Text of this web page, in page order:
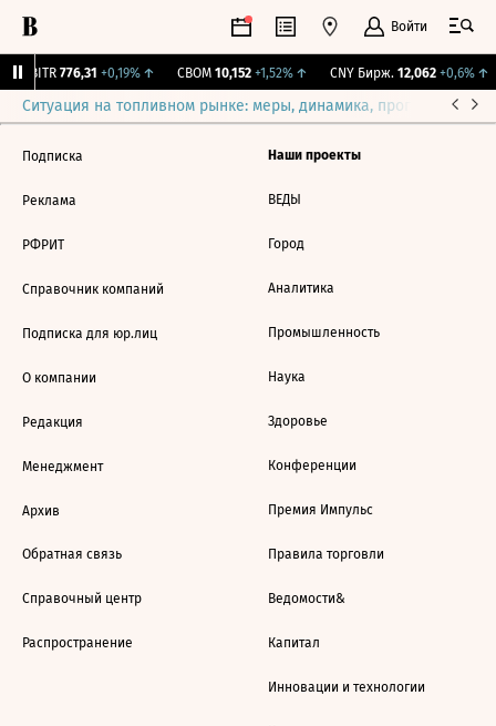
Войти
RGBITR 776,31 +0,19%↑ CBOM 10,152 +1,52%↑ CNY Бирж. 12,062 +0,6%↑
Ситуация на топливном рынке: меры, динамика, прогнозы
Подписка
Реклама
РФРИТ
Справочник компаний
Подписка для юр.лиц
О компании
Редакция
Менеджмент
Архив
Обратная связь
Справочный центр
Распространение
Наши проекты
ВЕДЫ
Город
Аналитика
Промышленность
Наука
Здоровье
Конференции
Премия Импульс
Правила торговли
Ведомости&
Капитал
Инновации и технологии